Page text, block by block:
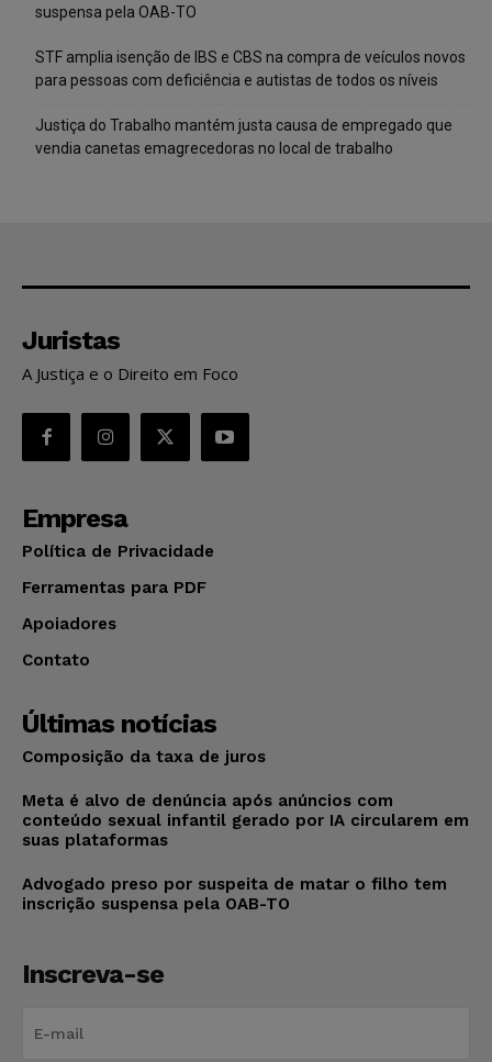
suspensa pela OAB-TO
STF amplia isenção de IBS e CBS na compra de veículos novos
para pessoas com deficiência e autistas de todos os níveis
Justiça do Trabalho mantém justa causa de empregado que
vendia canetas emagrecedoras no local de trabalho
Juristas
A Justiça e o Direito em Foco
Empresa
Política de Privacidade
Ferramentas para PDF
Apoiadores
Contato
Últimas notícias
Composição da taxa de juros
Meta é alvo de denúncia após anúncios com
conteúdo sexual infantil gerado por IA circularem em
suas plataformas
Advogado preso por suspeita de matar o filho tem
inscrição suspensa pela OAB-TO
Inscreva-se